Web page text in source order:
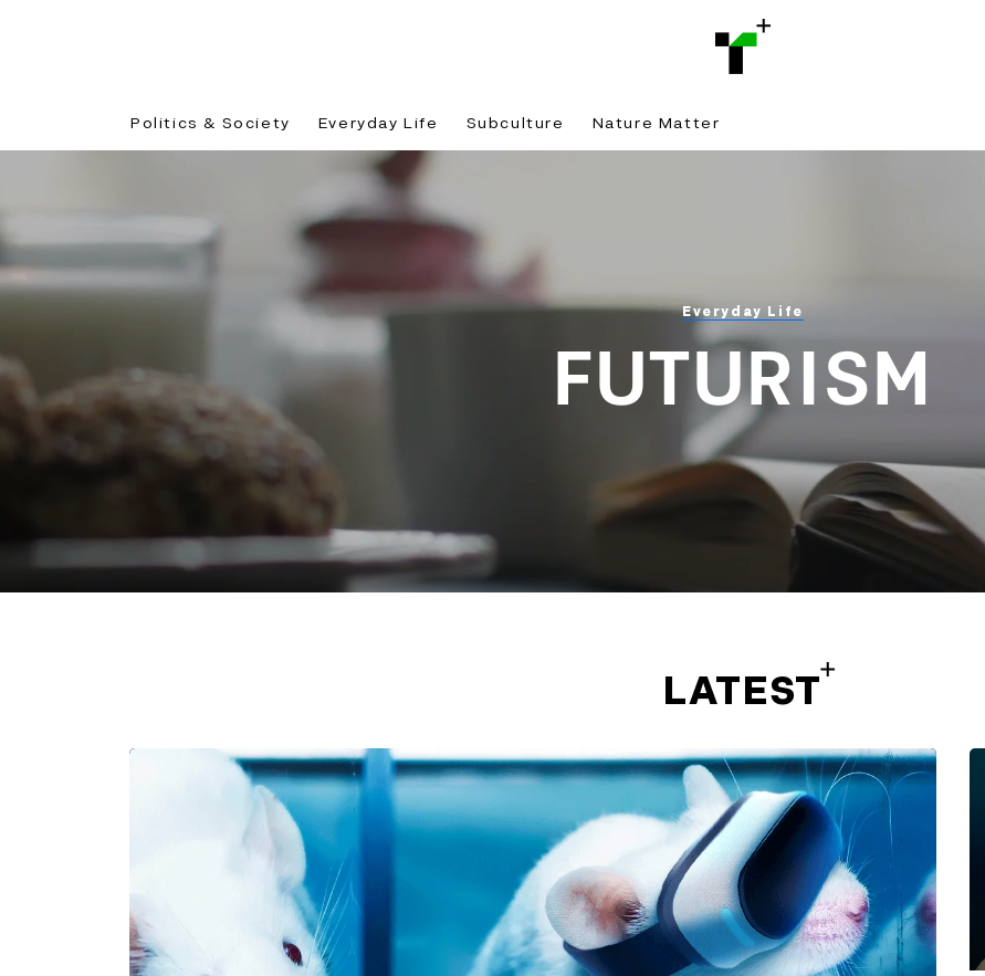
Politics & Society Everyday Life Subculture Nature Matter
Everyday Life
FUTURISM
LATEST